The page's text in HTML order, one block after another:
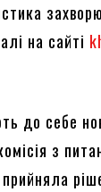
на сайті
до себе
з
прийняла